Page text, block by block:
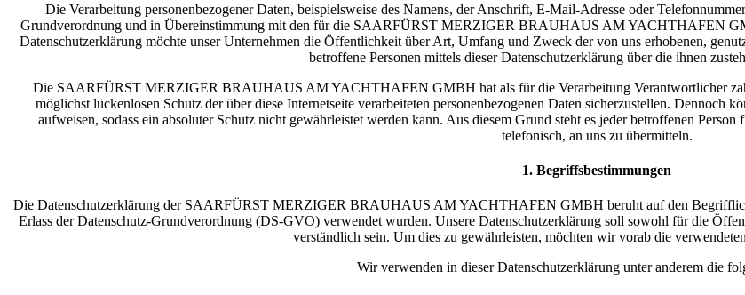
Die Verarbeitung personenbezogener Daten, beispielsweise des Namens, der Anschrift, E-Mail-Adresse oder
Grundverordnung und in Übereinstimmung mit den für die SAARFÜRST MERZIGER BRAUHAUS AM YACHTHAFEN
Datenschutzerklärung möchte unser Unternehmen die Öffentlichkeit über Art, Umfang und Zweck der von uns erhobenen,
betroffene Personen mittels dieser Datenschutzerklärung über die ihnen
Die SAARFÜRST MERZIGER BRAUHAUS AM YACHTHAFEN GMBH hat als für die Verarbeitung Verantwortlicher
möglichst lückenlosen Schutz der über diese Internetseite verarbeiteten personenbezogenen Daten sicherzustellen. Dennoch
aufweisen, sodass ein absoluter Schutz nicht gewährleistet werden kann. Aus diesem Grund steht es jeder betroffenen
telefonisch, an uns zu übermitteln.
1. Begriffsbestimmungen
Die Datenschutzerklärung der SAARFÜRST MERZIGER BRAUHAUS AM YACHTHAFEN GMBH beruht auf den
Erlass der Datenschutz-Grundverordnung (DS-GVO) verwendet wurden. Unsere Datenschutzerklärung soll sowohl für die
verständlich sein. Um dies zu gewährleisten, möchten wir vorab die
Wir verwenden in dieser Datenschutzerklärung unter anderem die